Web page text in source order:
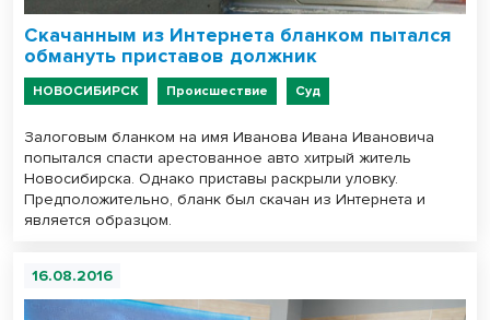
Скачанным из Интернета бланком пытался
обмануть приставов должник
НОВОСИБИРСК Происшествие Суд
Залоговым бланком на имя Иванова Ивана Ивановича
попытался спасти арестованное авто хитрый житель
Новосибирска. Однако приставы раскрыли уловку.
Предположительно, бланк был скачан из Интернета и
является образцом.
16.08.2016